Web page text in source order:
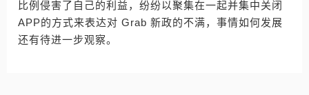
比例侵害了自己的利益，纷纷以聚集在一起并集中关闭
APP的方式来表达对 Grab 新政的不满，事情如何发展
还有待进一步观察。